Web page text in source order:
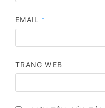
EMAIL *
TRANG WEB